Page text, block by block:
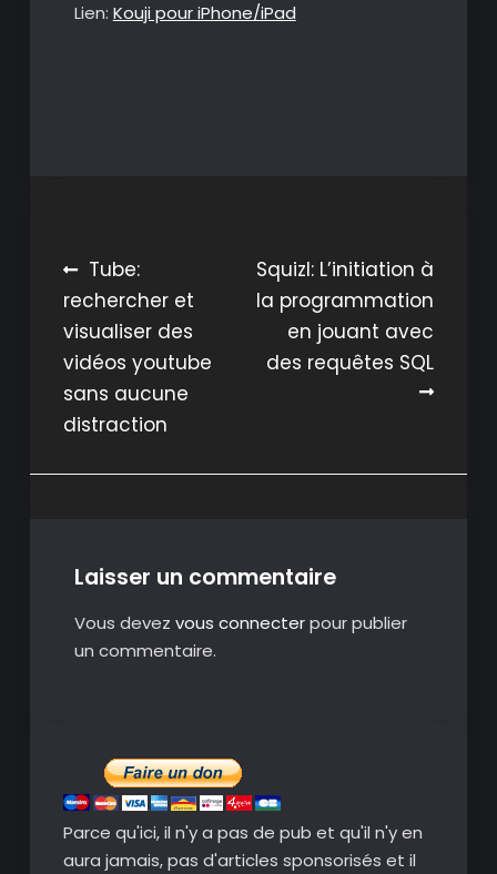
Lien: Kouji pour iPhone/iPad
Navigation
de
l’article
Tube:
rechercher et
visualiser des
vidéos youtube
sans aucune
distraction
Squizl: L’initiation à
la programmation
en jouant avec
des requêtes SQL
Laisser un commentaire
Vous devez vous connecterpour publier
un commentaire.
Parce qu'ici, il n'y a pas de pub et qu'il n'y en
aura jamais, pas d'articles sponsorisés et il